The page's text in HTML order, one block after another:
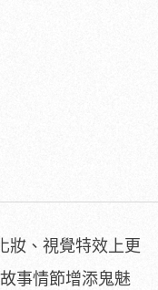
妝、視覺特效上更
事情節增添鬼魅